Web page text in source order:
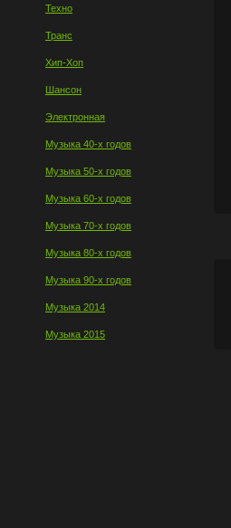
Техно
Транс
Хип-Хоп
Шансон
Электронная
Музыка 40-х годов
Музыка 50-х годов
Музыка 60-х годов
Музыка 70-х годов
Музыка 80-х годов
Музыка 90-х годов
Музыка 2014
Музыка 2015